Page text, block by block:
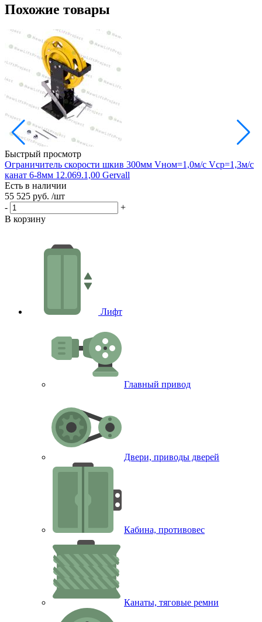
Похожие товары
Быстрый просмотр
Ограничитель скорости шкив 300мм Vном=1,0м/с Vср=1,3м/с
канат 6-8мм 12.069.1,00 Gervall
Есть в наличии
55 525 руб. /шт
-
+
В корзину
Лифт
Главный привод
Двери, приводы дверей
Кабина, противовес
Канаты, тяговые ремни